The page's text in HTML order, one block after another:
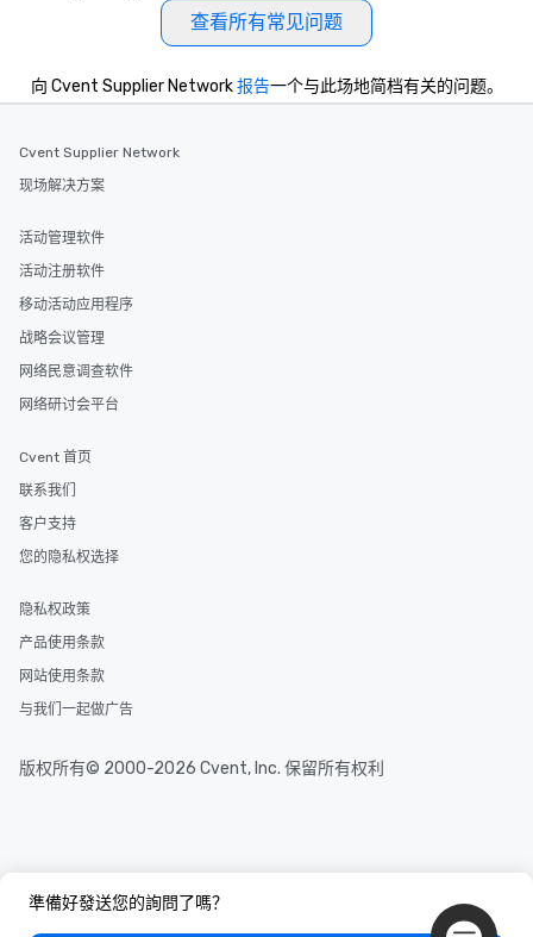
查看所有常见问题
準備好發送您的詢問了嗎？
向 Cvent Supplier Network报告一个与此场地简档有关的问题。
Cvent Supplier Network
现场解决方案
活动管理软件
活动注册软件
移动活动应用程序
战略会议管理
网络民意调查软件
网络研讨会平台
Cvent 首页
联系我们
客户支持
您的隐私权选择
隐私权政策
产品使用条款
网站使用条款
与我们一起做广告
版权所有© 2000-2026 Cvent, Inc. 保留所有权利